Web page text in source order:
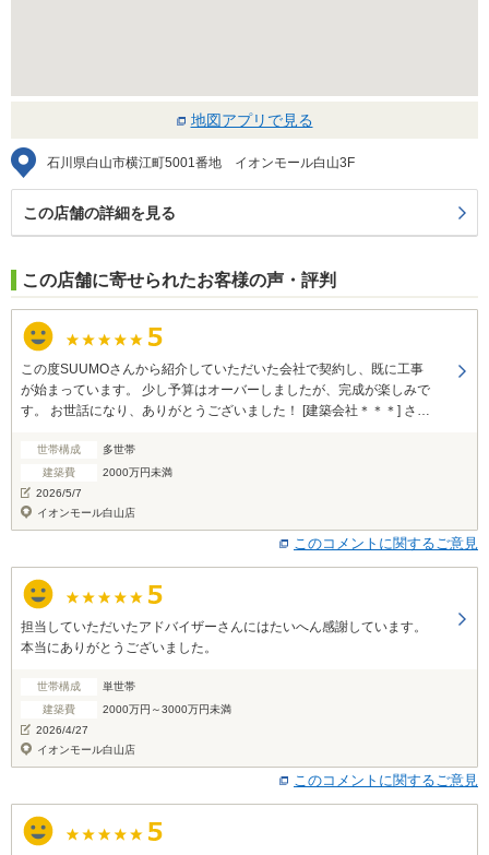
地図アプリで見る
石川県白山市横江町5001番地 イオンモール白山3F
この店舗の詳細を見る
この店舗に寄せられたお客様の声・評判
この度SUUMOさんから紹介していただいた会社で契約し、既に工事
が始まっています。 少し予算はオーバーしましたが、完成が楽しみで
す。 お世話になり、ありがとうございました！ [建築会社＊＊＊] さん
本当に良かったです。
世帯構成
多世帯
建築費
2000万円未満
2026/5/7
イオンモール白山店
このコメントに関するご意見
担当していただいたアドバイザーさんにはたいへん感謝しています。
本当にありがとうございました。
世帯構成
単世帯
建築費
2000万円～3000万円未満
2026/4/27
イオンモール白山店
このコメントに関するご意見